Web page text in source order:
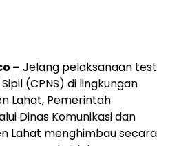
– Jelang pelaksanaan test
(CPNS) di lingkungan
Lahat, Pemerintah
Dinas Komunikasi dan
Lahat menghimbau secara